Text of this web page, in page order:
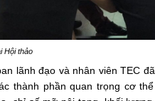
Hội thảo
lãnh đạo và nhân viên TEC
thành phần quan trọng cơ